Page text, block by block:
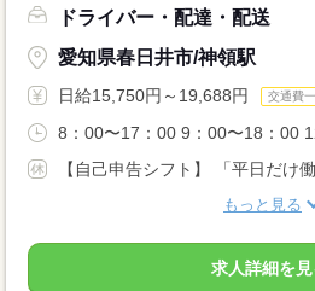
ドライバー・配達・配送
愛知県春日井市/神領駅
日給15,750円～19,688円 交通費
8：00〜17：00 9：00〜18：00
【自己申告シフト】 「平日だけ
もっと見る
求人詳細を見